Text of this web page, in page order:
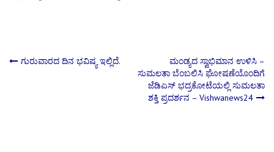
Post
ಗುರುವಾರದ ದಿನ ಭವಿಷ್ಯ ಇಲ್ಲಿದೆ.
ಮಂಡ್ಯದ ಸ್ವಾಭಿಮಾನ ಉಳಿಸಿ –
ಸುಮಲತಾ ಬೆಂಬಲಿಸಿ ಘೋಷಣೆಯೊಂದಿಗೆ
ಜೆಡಿಎಸ್ ಭದ್ರಕೋಟೆಯಲ್ಲಿ ಸುಮಲತಾ
ಶಕ್ತಿ ಪ್ರದರ್ಶನ – Vishwanews24